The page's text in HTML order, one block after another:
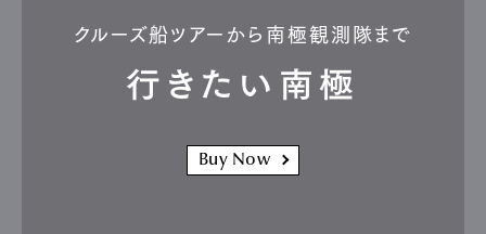
クルーズ船ツアーから南極観測隊まで
行きたい南極
Buy Now